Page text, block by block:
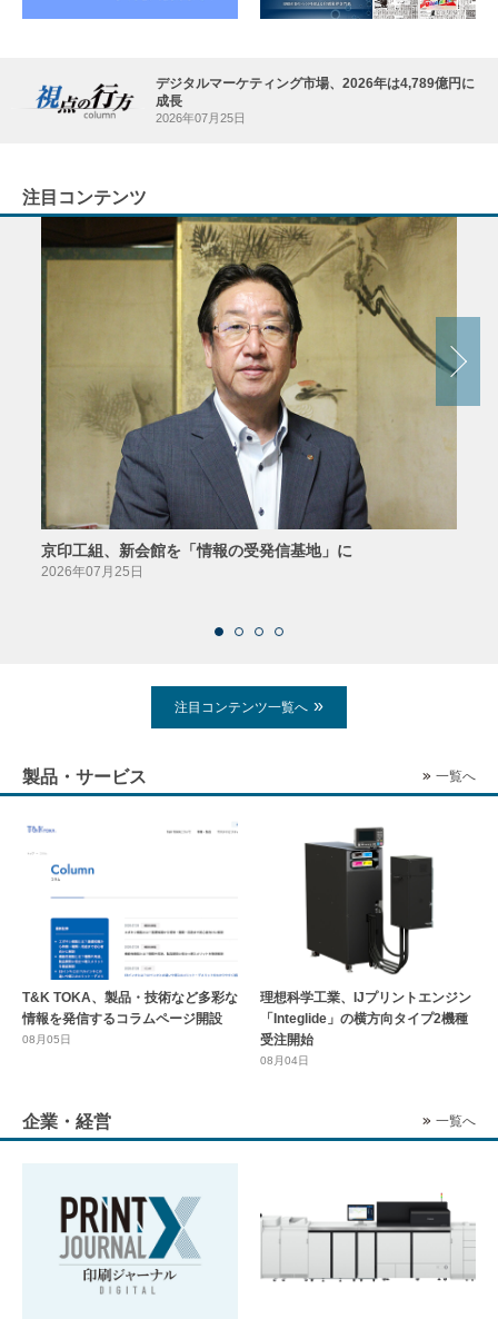
デジタルマーケティング市場、2026年は4,789億円に
成長
2026年07月25日
注目コンテンツ
京印工組、新会館を「情報の受発信基地」に
2026年07月25日
注目コンテンツ一覧へ
製品・サービス 一覧へ
T&K TOKA、製品・技術など多彩な
情報を発信するコラムページ開設
08月05日
理想科学工業、IJプリントエンジン
「Integlide」の横方向タイプ2機種
受注開始
08月04日
企業・経営 一覧へ